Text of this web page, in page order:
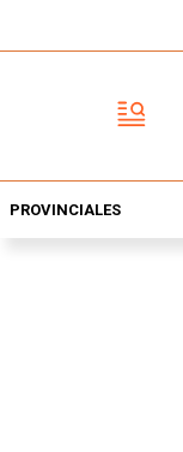
PROVINCIALES